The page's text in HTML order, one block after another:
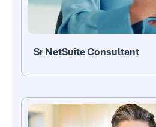
Sr NetSuite Consultant